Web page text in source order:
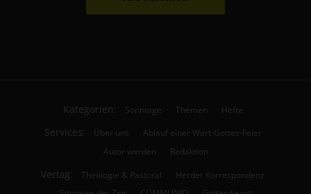
Kategorien: Sonntage Themen Hefte
Services: Über uns
Ablauf einer Wort-Gottes-Feier
Autor werden
Redaktion
Verlag: Theologie & Pastoral
Herder Korrespondenz